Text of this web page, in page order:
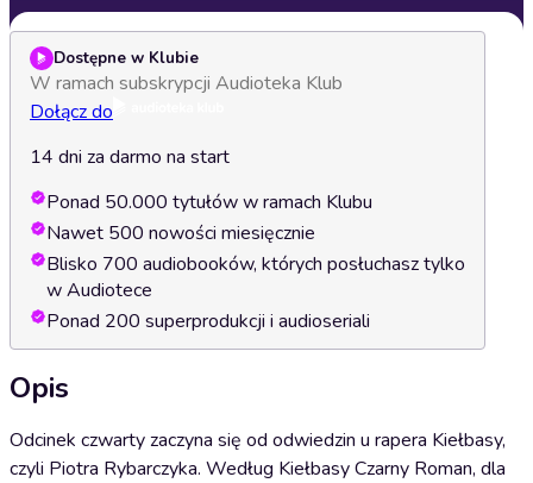
Dostępne w Klubie
W ramach subskrypcji Audioteka Klub
Dołącz do
14 dni za darmo na start
Ponad 50.000 tytułów w ramach Klubu
Nawet 500 nowości miesięcznie
Blisko 700 audiobooków, których posłuchasz tylko
w Audiotece
Ponad 200 superprodukcji i audioseriali
Opis
Odcinek czwarty zaczyna się od odwiedzin u rapera Kiełbasy,
czyli Piotra Rybarczyka. Według Kiełbasy Czarny Roman, dla